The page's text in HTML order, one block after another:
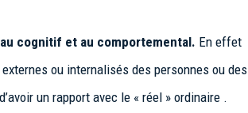
cognitif et au comportemental. En effet
ou internalisés des personnes ou des
un rapport avec le « réel » ordinaire .